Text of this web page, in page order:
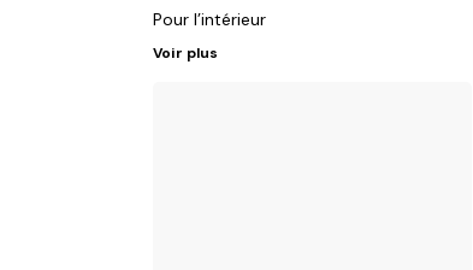
Pour l’intérieur
Voir plus